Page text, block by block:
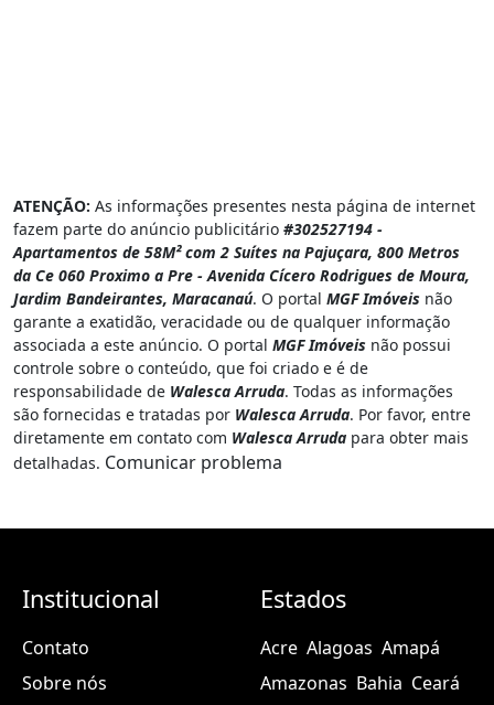
ATENÇÃO: As informações presentes nesta página de internet
fazem parte do anúncio publicitário #302527194 -
Apartamentos de 58M² com 2 Suítes na Pajuçara, 800 Metros
da Ce 060 Proximo a Pre - Avenida Cícero Rodrigues de Moura,
Jardim Bandeirantes, Maracanaú. O portal MGF Imóveis não
garante a exatidão, veracidade ou de qualquer informação
associada a este anúncio. O portal MGF Imóveis não possui
controle sobre o conteúdo, que foi criado e é de
responsabilidade de Walesca Arruda. Todas as informações
são fornecidas e tratadas por Walesca Arruda. Por favor, entre
diretamente em contato com Walesca Arruda para obter mais
detalhadas. Comunicar problema
Institucional
Contato
Sobre nós
Estados
Acre Alagoas Amapá
Amazonas Bahia Ceará